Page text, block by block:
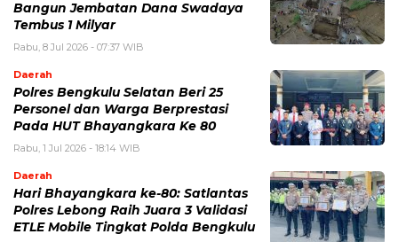
Bangun Jembatan Dana Swadaya
Tembus 1 Milyar
Rabu, 8 Jul 2026 - 07:37 WIB
Daerah
Polres Bengkulu Selatan Beri 25
Personel dan Warga Berprestasi
Pada HUT Bhayangkara Ke 80
Rabu, 1 Jul 2026 - 18:14 WIB
Daerah
Hari Bhayangkara ke-80: Satlantas
Polres Lebong Raih Juara 3 Validasi
ETLE Mobile Tingkat Polda Bengkulu